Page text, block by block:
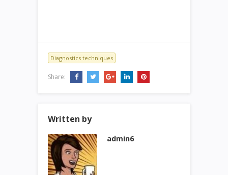
Diagnostics techniques
Share:
Written by
admin6